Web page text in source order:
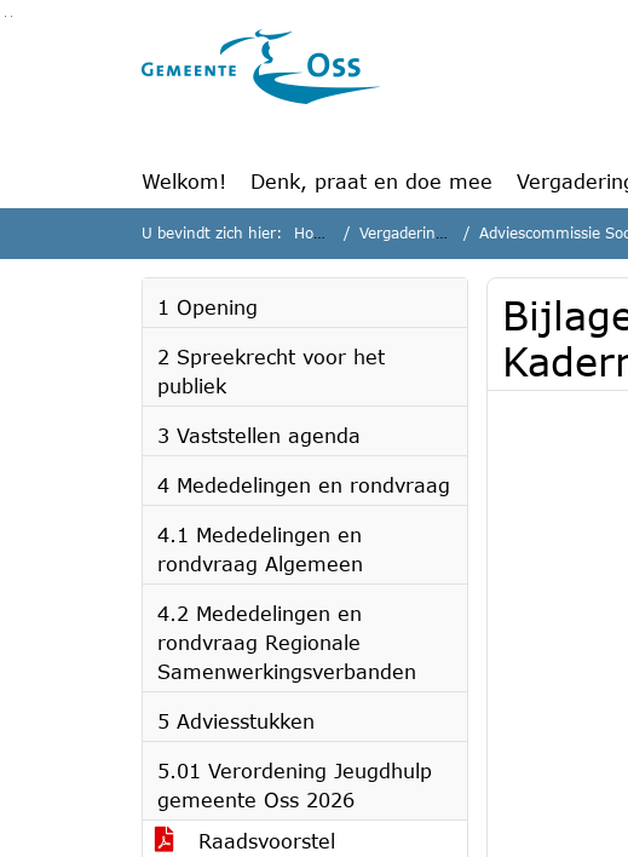
Ga naar de inhoud van deze pagina
Welkom! Denk, praat en doe mee
U bevindt zich hier: Home Vergaderingen Adviescommissie
1 Opening
2 Spreekrecht voor het
publiek
3 Vaststellen agenda
4 Mededelingen en rondvraag
4.1 Mededelingen en
rondvraag Algemeen
4.2 Mededelingen en
rondvraag Regionale
Samenwerkingsverbanden
5 Adviesstukken
5.01 Verordening Jeugdhulp
gemeente Oss 2026
Raadsvoorstel